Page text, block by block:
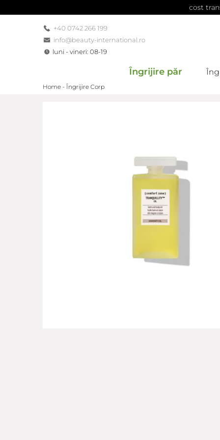
cost
+40 0742 266 199
info@beauty-international.ro
luni - vineri: 08-19
Îngrijire păr
Home - Îngrijire Corp